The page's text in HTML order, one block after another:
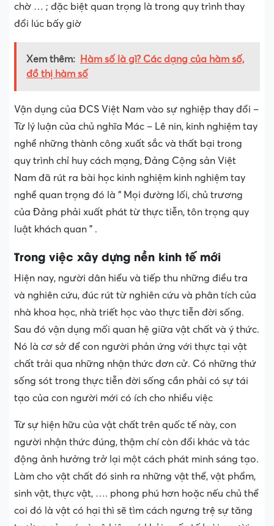
chờ … ; đặc biệt quan trọng là trong quy trình thay
đổi lúc bấy giờ
Xem thêm:
Hàm số là gì? Các dạng của hàm số,
đồ thị hàm số
Vận dụng của ĐCS Việt Nam vào sự nghiệp thay đổi –
Từ lý luận của chủ nghĩa Mác – Lê nin, kinh nghiệm tay
nghề những thành công xuất sắc và thất bại trong
quy trình chỉ huy cách mạng, Đảng Cộng sản Việt
Nam đã rút ra bài học kinh nghiệm kinh nghiệm tay
nghề quan trọng đó là “ Mọi đường lối, chủ trương
của Đảng phải xuất phát từ thực tiễn, tôn trọng quy
luật khách quan ” .
Trong việc xây dựng nền kinh tế mới
Hiện nay, người dân hiểu và tiếp thu những điều tra
và nghiên cứu, đúc rút từ nghiên cứu và phân tích của
nhà khoa học, nhà triết học vào thực tiễn đời sống.
Sau đó vận dụng mối quan hệ giữa vật chất và ý thức.
Nó là cơ sở để con người phản ứng với thực tại vật
chất trải qua những nhận thức đơn cử. Có những thứ
sống sót trong thực tiễn đời sống cần phải có sự tái
tạo của con người mới có ích cho nhiều việc
Từ sự hiện hữu của vật chất trên quốc tế này, con
người nhận thức đúng, thậm chí còn đổi khác và tác
động ảnh hưởng trở lại một cách phát minh sáng tạo.
Làm cho vật chất đó sinh ra những vật thể, vật phẩm,
sinh vật, thực vật, …. phong phú hơn hoặc nếu chủ thể
coi đó là vật có hại thì sẽ tìm cách ngưng trệ sự tăng